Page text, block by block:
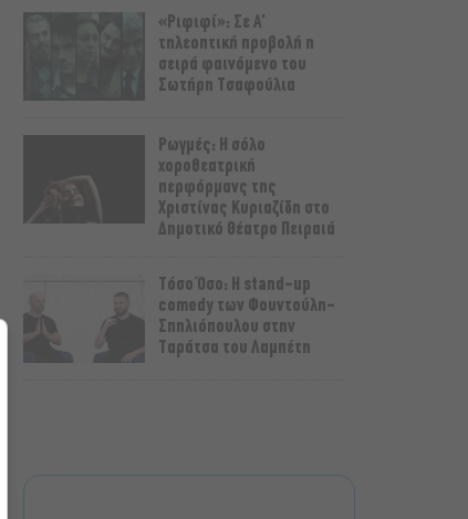
«Ριφιφί»: Σε Α’
τηλεοπτική προβολή η
σειρά φαινόμενο του
Σωτήρη Τσαφούλια
Ρωγμές: Η σόλο
χοροθεατρική
περφόρμανς της
Χριστίνας Κυριαζίδη στο
Δημοτικό Θέατρο Πειραιά
Τόσο Όσο: Η stand-up
comedy των Φουντούλη-
Σπηλιόπουλου στην
Ταράτσα του Λαμπέτη
σινεμά στην Ταράτσα του